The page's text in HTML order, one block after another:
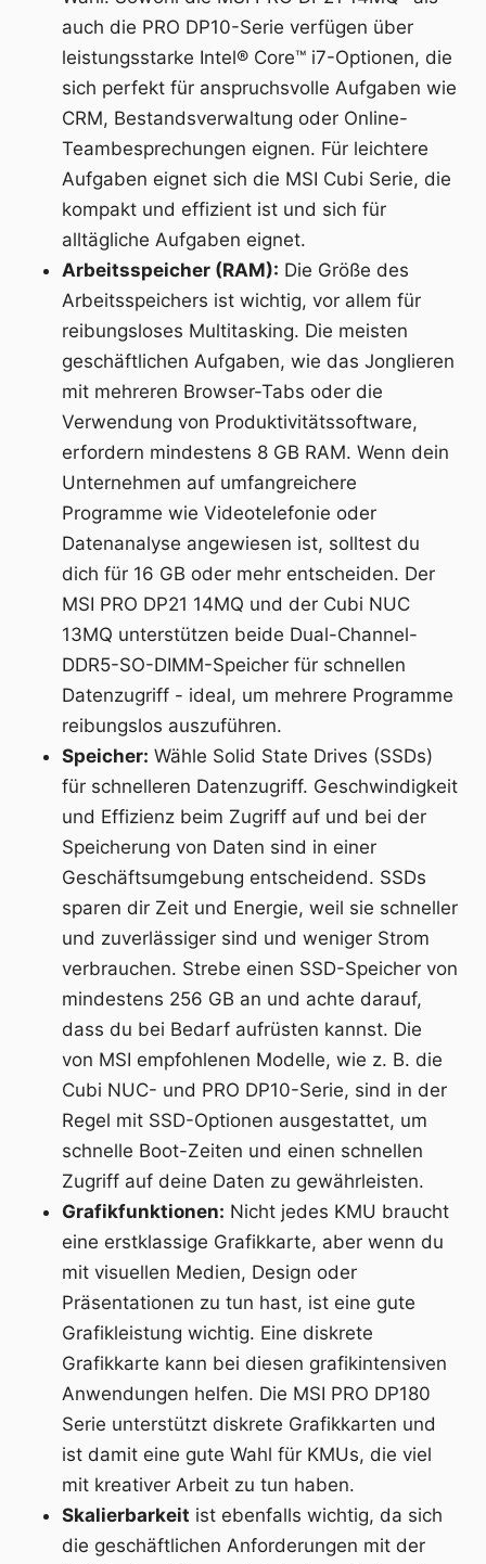
auch die PRO DP10-Serie verfügen über
leistungsstarke Intel® Core™ i7-Optionen, die
sich perfekt für anspruchsvolle Aufgaben wie
CRM, Bestandsverwaltung oder Online-
Teambesprechungen eignen. Für leichtere
Aufgaben eignet sich die MSI Cubi Serie, die
kompakt und effizient ist und sich für
alltägliche Aufgaben eignet.
Arbeitsspeicher (RAM): Die Größe des
Arbeitsspeichers ist wichtig, vor allem für
reibungsloses Multitasking. Die meisten
geschäftlichen Aufgaben, wie das Jonglieren
mit mehreren Browser-Tabs oder die
Verwendung von Produktivitätssoftware,
erfordern mindestens 8 GB RAM. Wenn dein
Unternehmen auf umfangreichere
Programme wie Videotelefonie oder
Datenanalyse angewiesen ist, solltest du
dich für 16 GB oder mehr entscheiden. Der
MSI PRO DP21 14MQ und der Cubi NUC
13MQ unterstützen beide Dual-Channel-
DDR5-SO-DIMM-Speicher für schnellen
Datenzugriff - ideal, um mehrere Programme
reibungslos auszuführen.
Speicher: Wähle Solid State Drives (SSDs)
für schnelleren Datenzugriff. Geschwindigkeit
und Effizienz beim Zugriff auf und bei der
Speicherung von Daten sind in einer
Geschäftsumgebung entscheidend. SSDs
sparen dir Zeit und Energie, weil sie schneller
und zuverlässiger sind und weniger Strom
verbrauchen. Strebe einen SSD-Speicher von
mindestens 256 GB an und achte darauf,
dass du bei Bedarf aufrüsten kannst. Die
von MSI empfohlenen Modelle, wie z. B. die
Cubi NUC- und PRO DP10-Serie, sind in der
Regel mit SSD-Optionen ausgestattet, um
schnelle Boot-Zeiten und einen schnellen
Zugriff auf deine Daten zu gewährleisten.
Grafikfunktionen: Nicht jedes KMU braucht
eine erstklassige Grafikkarte, aber wenn du
mit visuellen Medien, Design oder
Präsentationen zu tun hast, ist eine gute
Grafikleistung wichtig. Eine diskrete
Grafikkarte kann bei diesen grafikintensiven
Anwendungen helfen. Die MSI PRO DP180
Serie unterstützt diskrete Grafikkarten und
ist damit eine gute Wahl für KMUs, die viel
mit kreativer Arbeit zu tun haben.
Skalierbarkeit ist ebenfalls wichtig, da sich
die geschäftlichen Anforderungen mit der